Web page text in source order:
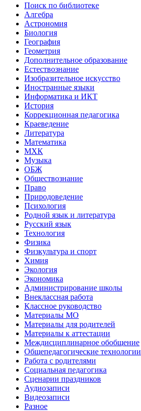
Поиск по библиотеке
Алгебра
Астрономия
Биология
География
Геометрия
Дополнительное образование
Естествознание
Изобразительное искусство
Иностранные языки
Информатика и ИКТ
История
Коррекционная педагогика
Краеведение
Литература
Математика
МХК
Музыка
ОБЖ
Обществознание
Право
Природоведение
Психология
Родной язык и литература
Русский язык
Технология
Физика
Физкультура и спорт
Химия
Экология
Экономика
Администрирование школы
Внеклассная работа
Классное руководство
Материалы МО
Материалы для родителей
Материалы к аттестации
Междисциплинарное обобщение
Общепедагогические технологии
Работа с родителями
Социальная педагогика
Сценарии праздников
Аудиозаписи
Видеозаписи
Разное